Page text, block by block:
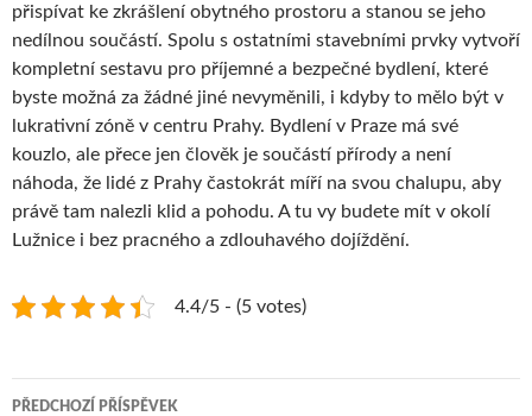
přispívat ke zkrášlení obytného prostoru a stanou se jeho
nedílnou součástí. Spolu s ostatními stavebními prvky vytvoří
kompletní sestavu pro příjemné a bezpečné bydlení, které
byste možná za žádné jiné nevyměnili, i kdyby to mělo být v
lukrativní zóně v centru Prahy. Bydlení v Praze má své
kouzlo, ale přece jen člověk je součástí přírody a není
náhoda, že lidé z Prahy častokrát míří na svou chalupu, aby
právě tam nalezli klid a pohodu. A tu vy budete mít v okolí
Lužnice i bez pracného a zdlouhavého dojíždění.
4.4/5 - (5 votes)
Navigace
PŘEDCHOZÍ PŘÍSPĚVEK